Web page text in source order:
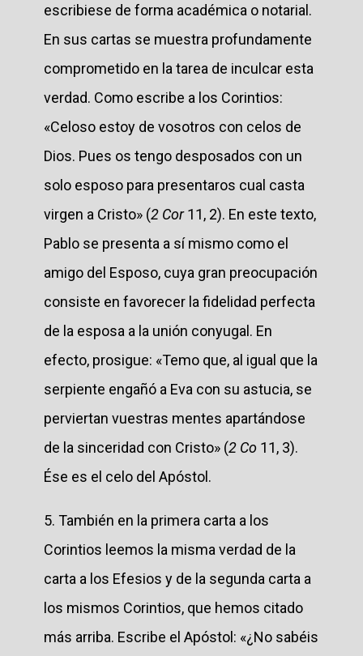
escribiese de forma académica o notarial.
En sus cartas se muestra profundamente
comprometido en la tarea de inculcar esta
verdad. Como escribe a los Corintios:
«Celoso estoy de vosotros con celos de
Dios. Pues os tengo desposados con un
solo esposo para presentaros cual casta
virgen a Cristo» (2 Cor11, 2). En este texto,
Pablo se presenta a sí mismo como el
amigo del Esposo, cuya gran preocupación
consiste en favorecer la fidelidad perfecta
de la esposa a la unión conyugal. En
efecto, prosigue: «Temo que, al igual que la
serpiente engañó a Eva con su astucia, se
perviertan vuestras mentes apartándose
de la sinceridad con Cristo» (2 Co 11, 3).
Ése es el celo del Apóstol.
5. También en la primera carta a los
Corintios leemos la misma verdad de la
carta a los Efesios y de la segunda carta a
los mismos Corintios, que hemos citado
más arriba. Escribe el Apóstol: «¿No sabéis